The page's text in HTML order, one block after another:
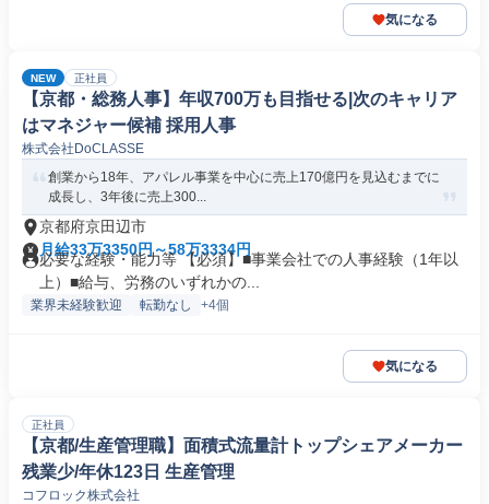
気になる
NEW 正社員
【京都・総務人事】年収700万も目指せる|次のキャリア
はマネジャー候補 採用人事
株式会社DoCLASSE
創業から18年、アパレル事業を中心に売上170億円を見込むまでに
成長し、3年後に売上300...
京都府京田辺市
月給33万3350円～58万3334円
必要な経験・能力等 【必須】■事業会社での人事経験（1年以
上）■給与、労務のいずれかの...
業界未経験歓迎 転勤なし +4個
気になる
正社員
【京都/生産管理職】面積式流量計トップシェアメーカー
残業少/年休123日 生産管理
コフロック株式会社